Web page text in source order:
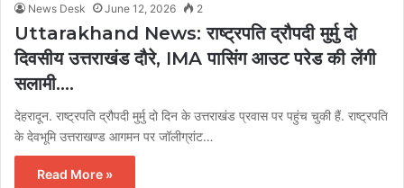
News Desk June 12, 2026 2
Uttarakhand News: राष्ट्रपति द्रौपदी मुर्मु दो
दिवसीय उत्तराखंड दौरे, IMA पासिंग आउट परेड की लेंगी
सलामी….
देहरादून. राष्ट्रपति द्रौपदी मुर्मु दो दिन के उत्तराखंड प्रवास पर पहुंच चुकी हैं. राष्ट्रपति
के देवभूमि उत्तराखण्ड आगमन पर जॉलीग्रांट…
Read More »